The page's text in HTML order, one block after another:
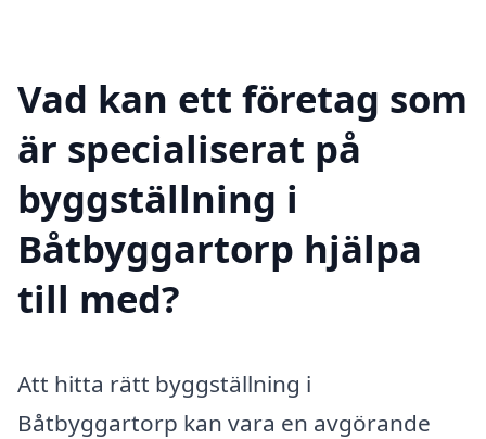
Vad kan ett företag som
är specialiserat på
byggställning i
Båtbyggartorp hjälpa
till med?
Att hitta rätt byggställning i
Båtbyggartorp kan vara en avgörande